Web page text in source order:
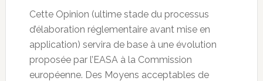
Cette Opinion (ultime stade du processus
d’élaboration réglementaire avant mise en
application) servira de base à une évolution
proposée par l’EASA à la Commission
européenne. Des Moyens acceptables de